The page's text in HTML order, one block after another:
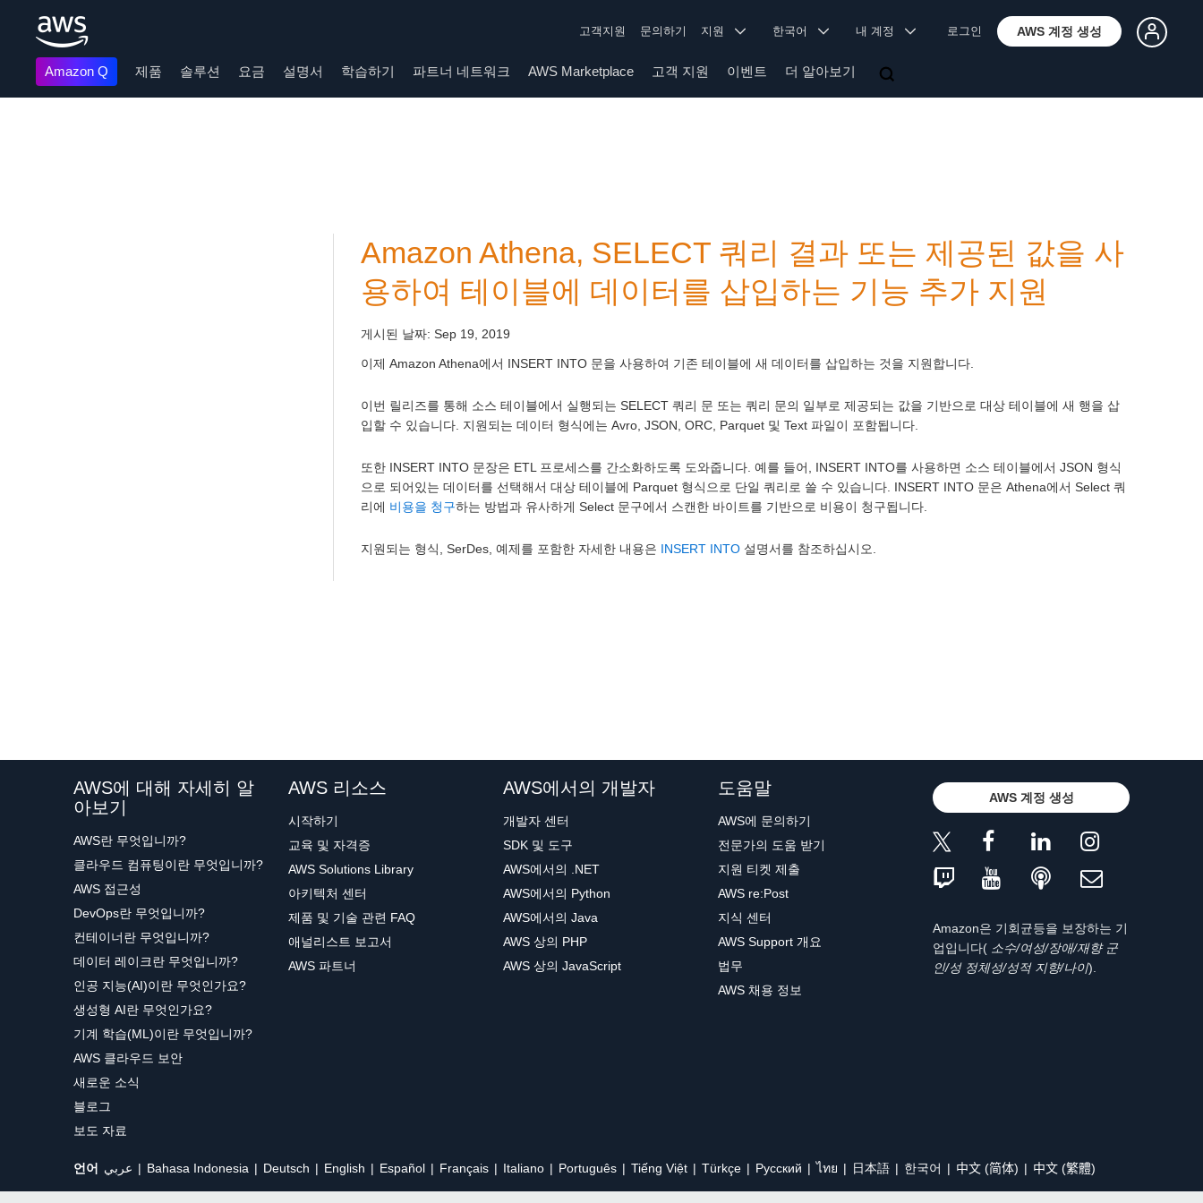
고객지원 문의하기 지원 한국어 내 계정 로그인 AWS 계정 생성
Amazon Q 제품 솔루션 요금 설명서 학습하기 파트너 네트워크 AWS Marketplace 고객 지원 이벤트 더 알아보기
Amazon Athena, SELECT 쿼리 결과 또는 제공된 값을 사
용하여 테이블에 데이터를 삽입하는 기능 추가 지원
게시된 날짜: Sep 19, 2019
이제 Amazon Athena에서 INSERT INTO 문을 사용하여 기존 테이블에 새 데이터를 삽입하는 것을 지원합니다.
이번 릴리즈를 통해 소스 테이블에서 실행되는 SELECT 쿼리 문 또는 쿼리 문의 일부로 제공되는 값을 기반으로 대상 테이블에 새 행을 삽
입할 수 있습니다. 지원되는 데이터 형식에는 Avro, JSON, ORC, Parquet 및 Text 파일이 포함됩니다.
또한 INSERT INTO 문장은 ETL 프로세스를 간소화하도록 도와줍니다. 예를 들어, INSERT INTO를 사용하면 소스 테이블에서 JSON 형식
으로 되어있는 데이터를 선택해서 대상 테이블에 Parquet 형식으로 단일 쿼리로 쓸 수 있습니다. INSERT INTO 문은 Athena에서 Select 쿼
리에 비용을 청구하는 방법과 유사하게 Select 문구에서 스캔한 바이트를 기반으로 비용이 청구됩니다.
지원되는 형식, SerDes, 예제를 포함한 자세한 내용은 INSERT INTO 설명서를 참조하십시오.
AWS에 대해 자세히 알
아보기
AWS란 무엇입니까?
클라우드 컴퓨팅이란 무엇입니까?
AWS 접근성
DevOps란 무엇입니까?
컨테이너란 무엇입니까?
데이터 레이크란 무엇입니까?
인공 지능(AI)이란 무엇인가요?
생성형 AI란 무엇인가요?
기계 학습(ML)이란 무엇입니까?
AWS 클라우드 보안
새로운 소식
블로그
보도 자료
AWS 리소스
시작하기
교육 및 자격증
AWS Solutions Library
아키텍처 센터
제품 및 기술 관련 FAQ
애널리스트 보고서
AWS 파트너
AWS에서의 개발자
개발자 센터
SDK 및 도구
AWS에서의 .NET
AWS에서의 Python
AWS에서의 Java
AWS 상의 PHP
AWS 상의 JavaScript
도움말
AWS에 문의하기
전문가의 도움 받기
지원 티켓 제출
AWS re:Post
지식 센터
AWS Support 개요
법무
AWS 채용 정보
AWS 계정 생성
Amazon은 기회균등을 보장하는 기
업입니다( 소수/여성/장애/재향 군
인/성 정체성/성적 지향/나이).
언어 عربي Bahasa Indonesia Deutsch English Español Français Italiano Português Tiếng Việt Türkçe Ρусский ไทย 日本語 한국어 中文 (简体) 中文 (繁體)